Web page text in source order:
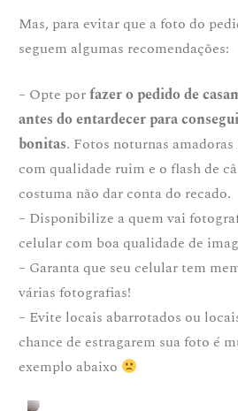
Mas, para evitar que a foto do
seguem algumas recomendações:
– Opte porfazer o pedido de
antes do entardecer para
bonitas. Fotos noturnas
com qualidade ruim e o flash de
costuma não dar conta do recado.
– Disponibilize a quem vai
celular com boa qualidade de
– Garanta que seu celular tem
várias fotografias!
– Evite locais abarrotados ou
chance de estragarem sua foto é
exemplo abaixo